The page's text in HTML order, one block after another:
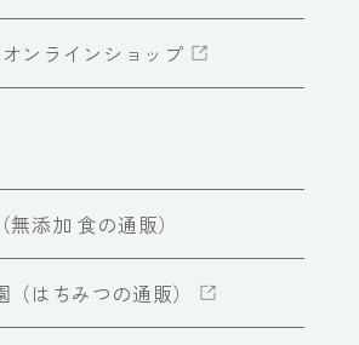
ンラインショップ
無添加 食の通販）
（はちみつの通販）